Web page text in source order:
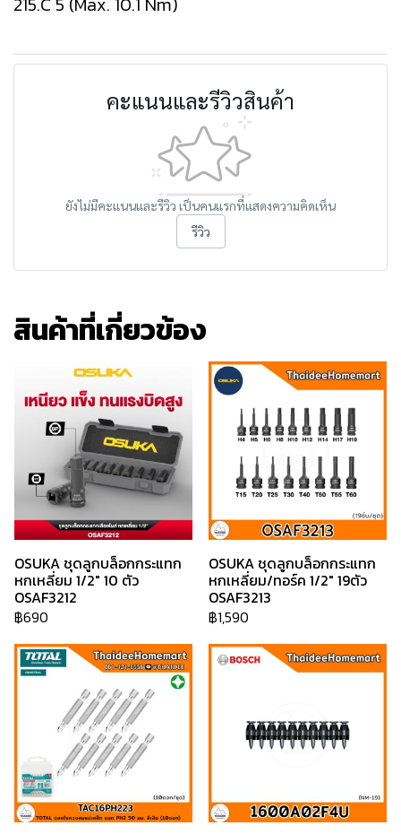
คะแนนและรีวิวสินค้า
ยังไม่มีคะแนนและรีวิว เป็นคนแรกที่แสดงความคิดเห็น
รีวิว
สินค้าที่เกี่ยวข้อง
OSUKA ชุดลูกบล็อกกระแทก
หกเหลี่ยม 1/2" 10 ตัว
OSAF3212
฿690
OSUKA ชุดลูกบล็อกกระแทก
หกเหลี่ยม/ทอร์ค 1/2" 19ตัว
OSAF3213
฿1,590